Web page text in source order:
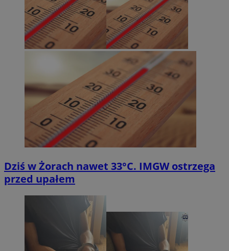
Dziś w Żorach nawet 33°C. IMGW ostrzega
przed upałem